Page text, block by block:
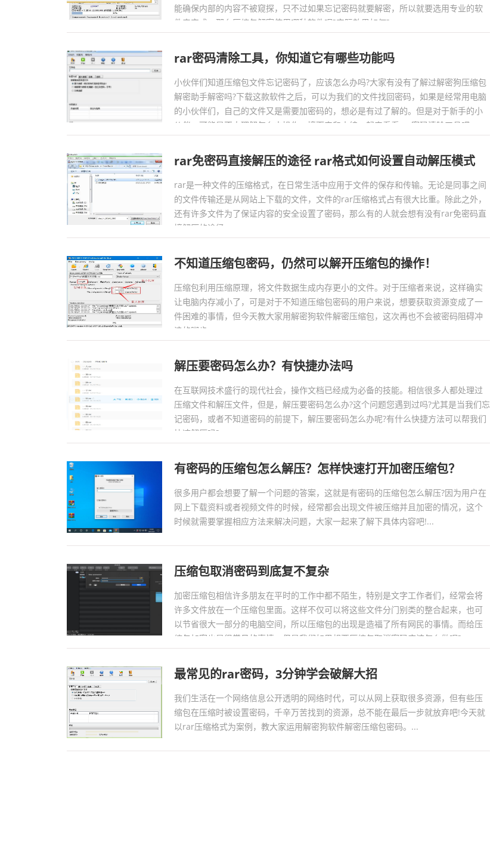
能确保内部的内容不被窥探，只不过如果忘记密码就要解密，所以就要选用专业的软
件来完成，那么压缩包解密使用哪种软件呢?实际效果如何?...
rar密码清除工具，你知道它有哪些功能吗
小伙伴们知道压缩包文件忘记密码了，应该怎么办吗?大家有没有了解过解密狗压缩包
解密助手解密吗?下载这款软件之后，可以为我们的文件找回密码，如果是经常用电脑
的小伙伴们，自己的文件又是需要加密码的，想必是有过了解的。但是对于新手的小
伙伴，可能是不太理解怎么去操作，接下来和小编一起来看看rar密码清除工具吧。...
rar免密码直接解压的途径 rar格式如何设置自动解压模式
rar是一种文件的压缩格式，在日常生活中应用于文件的保存和传输。无论是同事之间
的文件传输还是从网站上下载的文件，文件的rar压缩格式占有很大比重。除此之外，
还有许多文件为了保证内容的安全设置了密码，那么有的人就会想有没有rar免密码直
接解压的途径。...
不知道压缩包密码，仍然可以解开压缩包的操作！
压缩包利用压缩原理，将文件数据生成内存更小的文件。对于压缩者来说，这样确实
让电脑内存减小了，可是对于不知道压缩包密码的用户来说，想要获取资源变成了一
件困难的事情，但今天教大家用解密狗软件解密压缩包，这次再也不会被密码阻碍冲
浪的脚步。...
解压要密码怎么办？有快捷办法吗
在互联网技术盛行的现代社会，操作文档已经成为必备的技能。相信很多人都处理过
压缩文件和解压文件，但是，解压要密码怎么办?这个问题您遇到过吗?尤其是当我们忘
记密码，或者不知道密码的前提下，解压要密码怎么办呢?有什么快捷方法可以帮我们
快速解压吗?...
有密码的压缩包怎么解压？怎样快速打开加密压缩包？
很多用户都会想要了解一个问题的答案，这就是有密码的压缩包怎么解压?因为用户在
网上下载资料或者视频文件的时候，经常都会出现文件被压缩并且加密的情况，这个
时候就需要掌握相应方法来解决问题，大家一起来了解下具体内容吧!...
压缩包取消密码到底复不复杂
加密压缩包相信许多朋友在平时的工作中都不陌生，特别是文字工作者们，经常会将
许多文件放在一个压缩包里面。这样不仅可以将这些文件分门别类的整合起来，也可
以节省很大一部分的电脑空间，所以压缩包的出现是造福了所有网民的事情。而给压
缩包加密也是很常见的事情，但是我们如果想要压缩包取消密码应该怎么做呢?...
最常见的rar密码，3分钟学会破解大招
我们生活在一个网络信息公开透明的网络时代，可以从网上获取很多资源，但有些压
缩包在压缩时被设置密码，千辛万苦找到的资源，总不能在最后一步就放弃吧!今天就
以rar压缩格式为案例，教大家运用解密狗软件解密压缩包密码。...